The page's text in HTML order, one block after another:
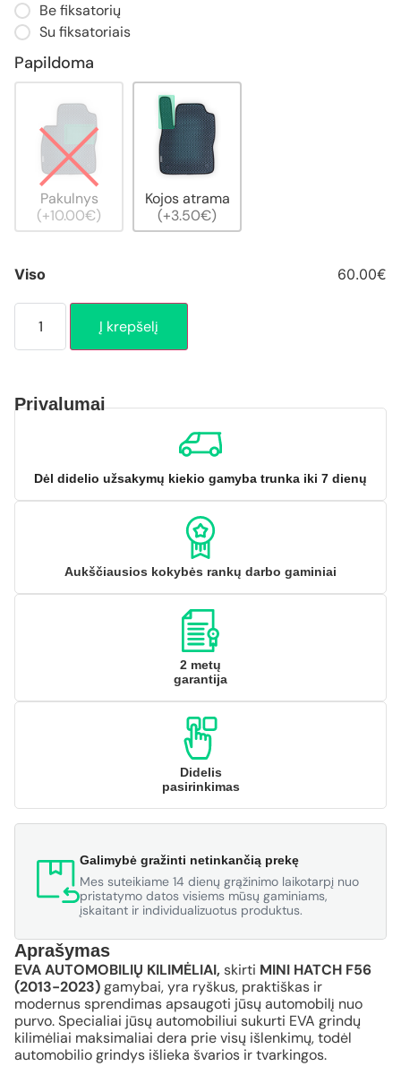
Be fiksatorių
Su fiksatoriais
Papildoma
Pakulnys
(+10.00€)
Kojos atrama
(+3.50€)
Viso 60.00€
Į krepšelį
Privalumai
Dėl didelio užsakymų kiekio gamyba trunka iki 7 dienų
Aukščiausios kokybės rankų darbo gaminiai
2 metų
garantija
Didelis
pasirinkimas
Galimybė gražinti netinkančią prekę
Mes suteikiame 14 dienų grąžinimo laikotarpį nuo
pristatymo datos visiems mūsų gaminiams,
įskaitant ir individualizuotus produktus.
Aprašymas
EVA AUTOMOBILIŲ KILIMĖLIAI, skirti MINI HATCH F56
(2013-2023)gamybai, yra ryškus, praktiškas ir
modernus sprendimas apsaugoti jūsų automobilį nuo
purvo. Specialiai jūsų automobiliui sukurti EVA grindų
kilimėliai maksimaliai dera prie visų išlenkimų, todėl
automobilio grindys išlieka švarios ir tvarkingos.